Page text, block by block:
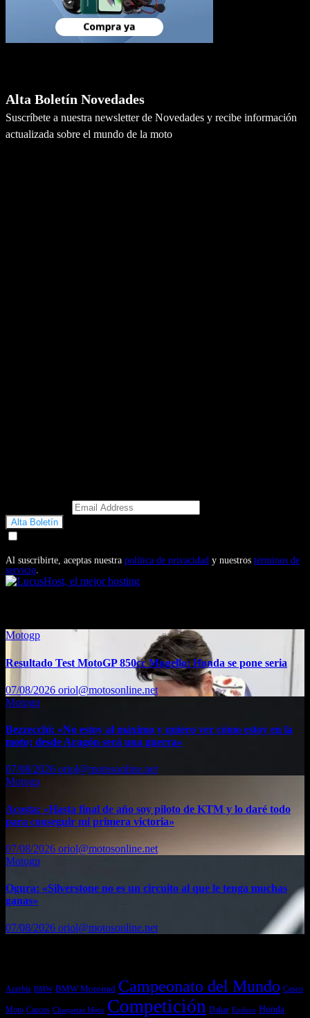
Alta Boletín Novedades
Suscríbete a nuestra newsletter de Novedades y recibe información
actualizada sobre el mundo de la moto
Al suscribirte, aceptas nuestra política de privacidad y nuestros términos de
servicio
Motogp
Resultado Test MotoGP 850cc Mugello: Honda se pone seria
07/08/2026 oriol@motosonline.net
Motogp
Bezzecchi: «No estoy al máximo y quiero ver cómo estoy en la
moto; desde Aragón será una guerra»
07/08/2026 oriol@motosonline.net
Motogp
Acosta: «Hasta final de año soy piloto de KTM y lo daré todo
para conseguir mi primera victoria»
07/08/2026 oriol@motosonline.net
Motogp
Ogura: «Silverstone no es un circuito al que le tenga muchas
ganas»
07/08/2026 oriol@motosonline.net
Acerbis BMW BMW Motorrad Campeonato del Mundo Casco
Moto Cascos Chaquetas Moto Competición Dakar Enduro Honda